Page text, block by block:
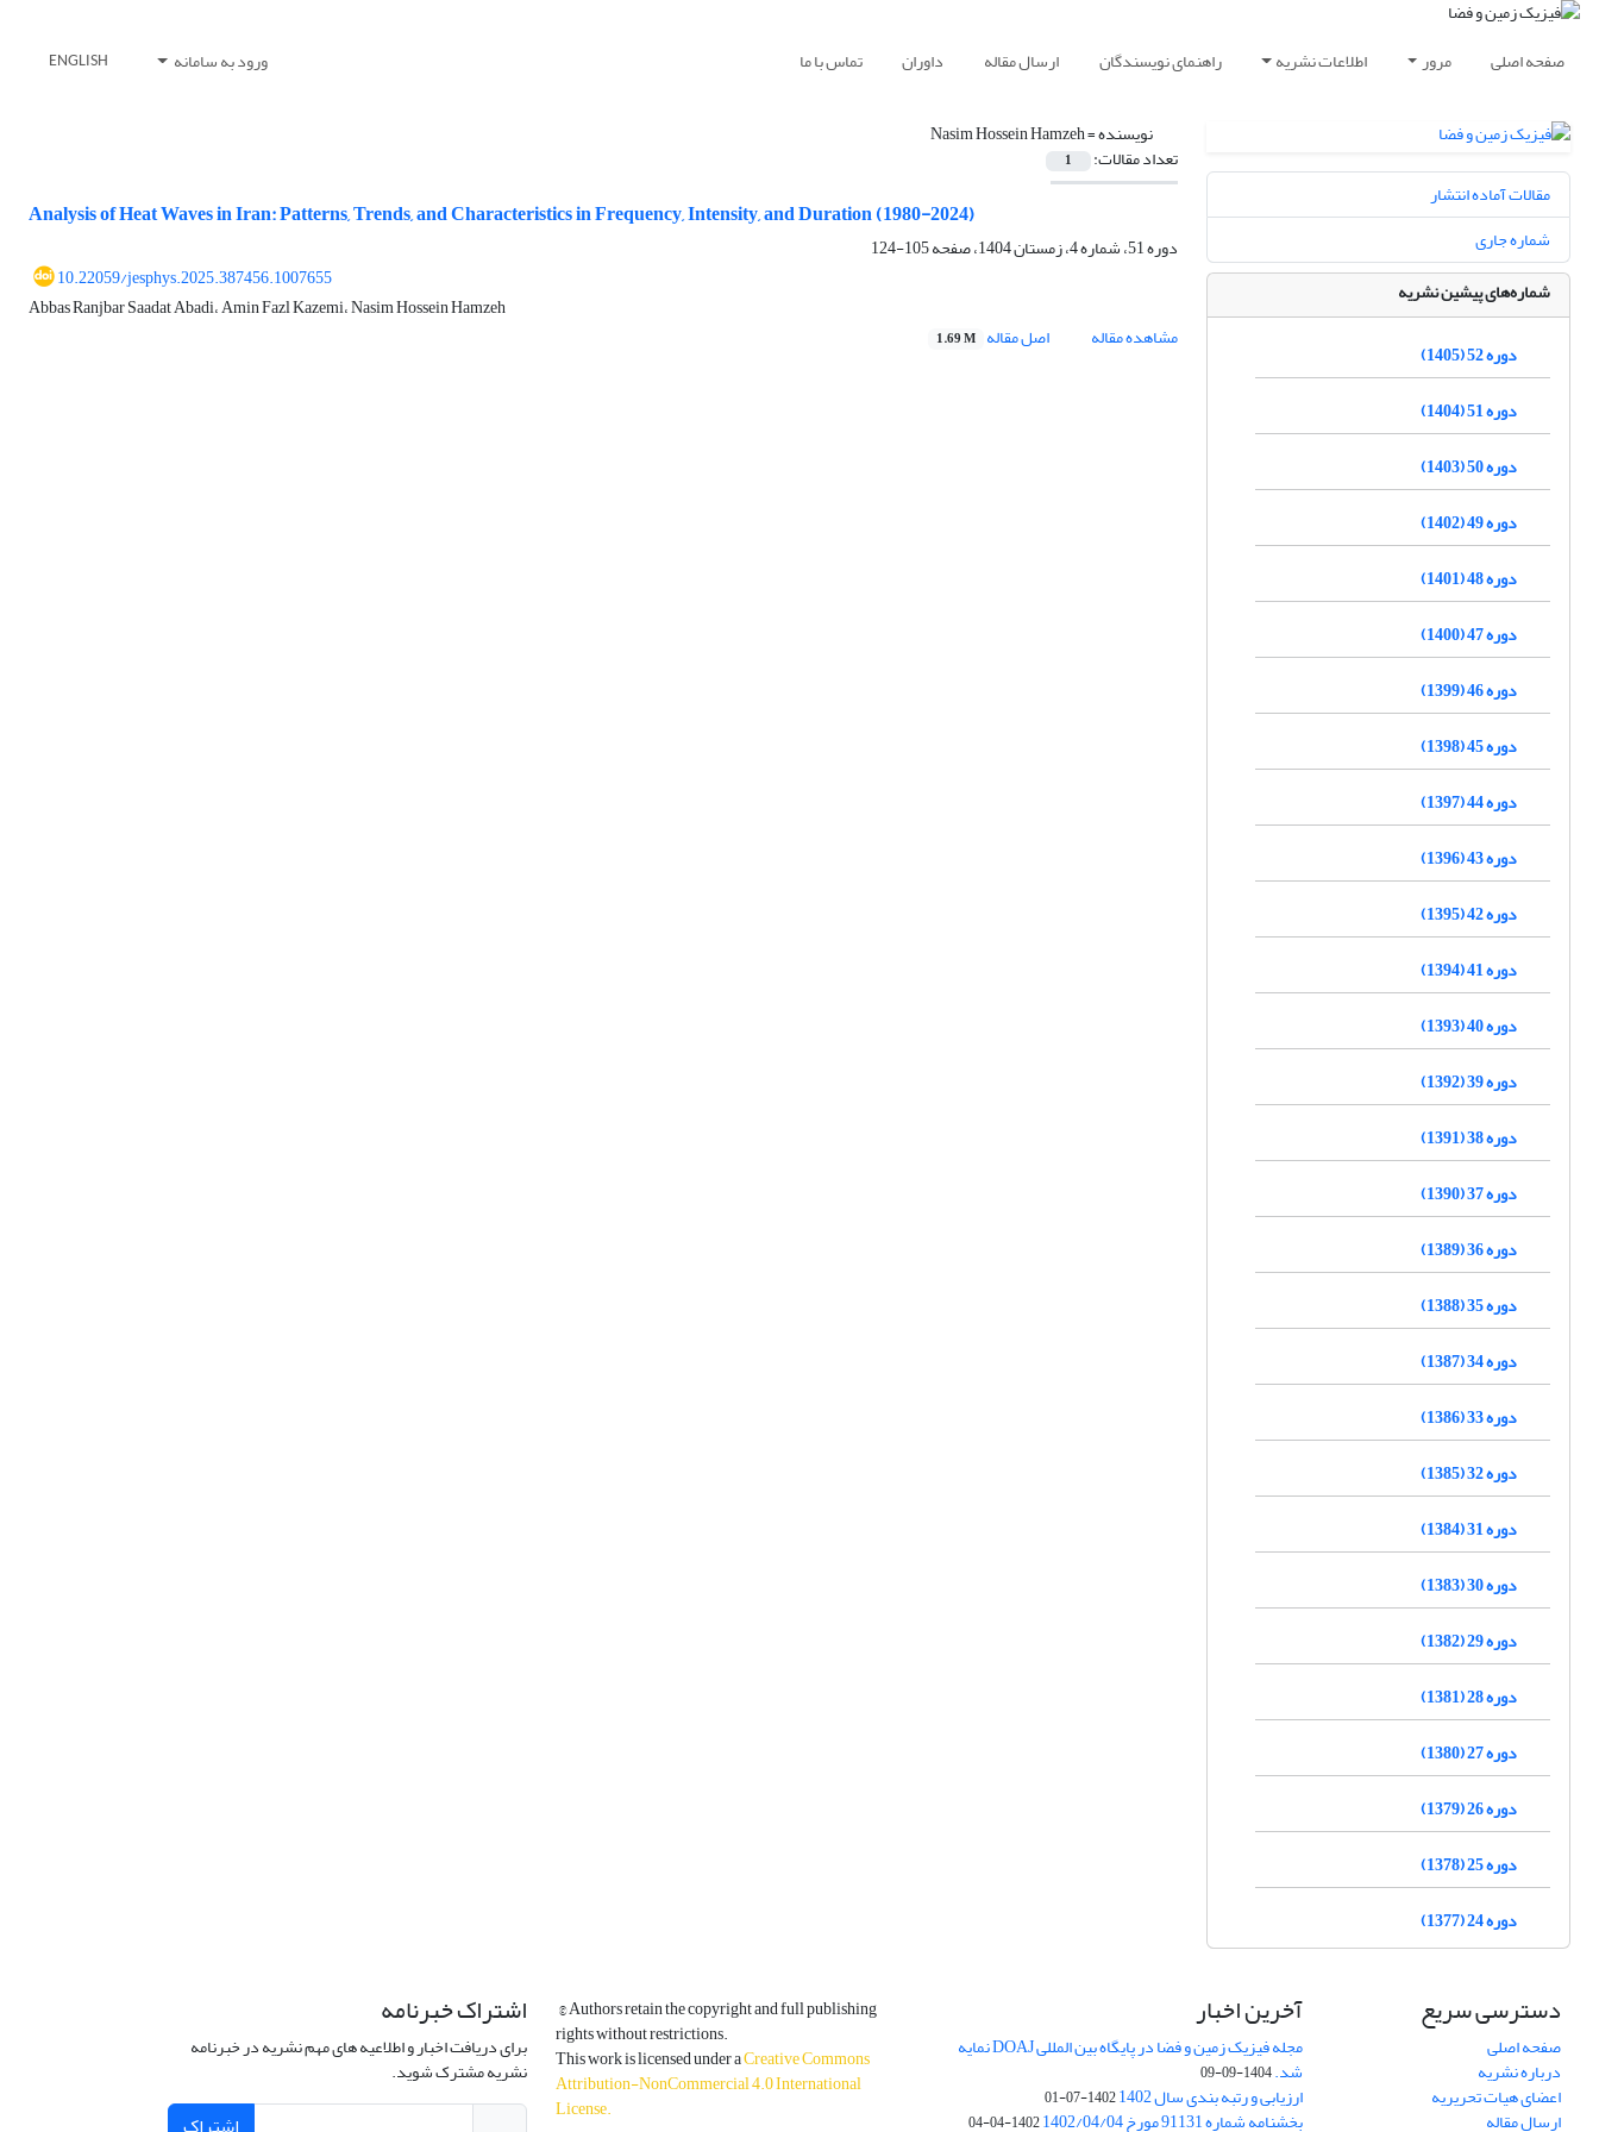
صفحه اصلی مرور اطلاعات نشریه راهنمای نویسندگان ارسال مقاله داوران تماس با ما ورود به سامانه ENGLISH
نویسنده =Nasim Hossein Hamzeh
تعداد مقالات: 1
Analysis of Heat Waves in Iran: Patterns, Trends, and Characteristics in Frequency, Intensity, and Duration (1980-2024)
دوره 51، شماره 4، زمستان 1404، صفحه
105-124
10.22059/jesphys.2025.387456.1007655
Abbas Ranjbar Saadat Abadi، Amin Fazl Kazemi، Nasim Hossein Hamzeh
مشاهده مقاله
اصل مقاله 1.69 M
مقالات آماده انتشار
شماره جاری
شماره‌های پیشین نشریه
دوره 52 (1405)
دوره 51 (1404)
دوره 50 (1403)
دوره 49 (1402)
دوره 48 (1401)
دوره 47 (1400)
دوره 46 (1399)
دوره 45 (1398)
دوره 44 (1397)
دوره 43 (1396)
دوره 42 (1395)
دوره 41 (1394)
دوره 40 (1393)
دوره 39 (1392)
دوره 38 (1391)
دوره 37 (1390)
دوره 36 (1389)
دوره 35 (1388)
دوره 34 (1387)
دوره 33 (1386)
دوره 32 (1385)
دوره 31 (1384)
دوره 30 (1383)
دوره 29 (1382)
دوره 28 (1381)
دوره 27 (1380)
دوره 26 (1379)
دوره 25 (1378)
دوره 24 (1377)
دسترسی سریع
صفحه اصلی
درباره نشریه
اعضای هیات تحریریه
ارسال مقاله
آخرین اخبار
مجله فیزیک زمین و فضا در پایگاه بین المللی DOAJ نمایه
شد.1404-09-09
ارزیابی و رتبه بندی سال 1402 1402-07-01
بخشنامه شماره 91131 مورخ 1402/04/04 1402-04-04
© Authors retain the copyright and full publishing
rights without restrictions.
This work is licensed under aCreative Commons
Attribution-NonCommercial 4.0 International
License.
اشتراک خبرنامه
برای دریافت اخبار و اطلاعیه های مهم نشریه در خبرنامه
نشریه مشترک شوید.